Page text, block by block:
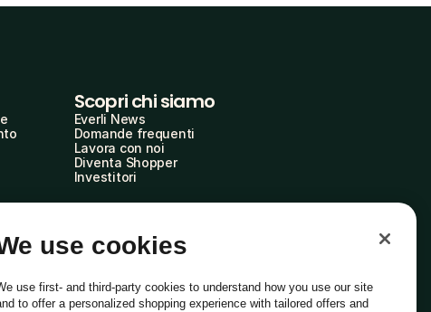
Scopri chi siamo
Everli News
Domande frequenti
Lavora con noi
Diventa Shopper
Investitori
use cookies
use first- and third-party cookies to understand how you use our site
to offer a personalized shopping experience with tailored offers and